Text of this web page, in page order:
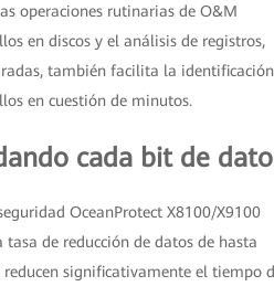
operaciones rutinarias de O&M
en discos y el análisis de registros,
también facilita la identificación
en cuestión de minutos.
cada bit de
OceanProtect X8100/X9100
de reducción de datos de hasta
reducen significativamente el tiempo